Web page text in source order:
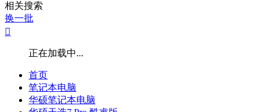
相关搜索
换一批

正在加载中...
首页
笔记本电脑
华硕笔记本电脑